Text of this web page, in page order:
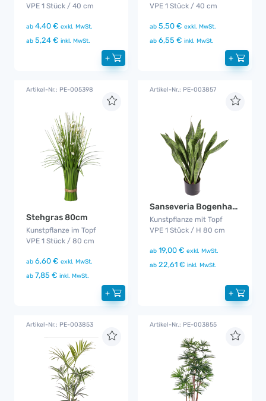
VPE 1 Stück / 40 cm
ab 4,40 € exkl. MwSt.
ab 5,24 € inkl. MwSt.
+
VPE 1 Stück / 40 cm
ab 5,50 € exkl. MwSt.
ab 6,55 € inkl. MwSt.
+
Artikel-Nr.: PE-005398
Stehgras 80cm
Kunstpflanze im Topf
VPE 1 Stück / 80 cm
ab 6,60 € exkl. MwSt.
ab 7,85 € inkl. MwSt.
+
Artikel-Nr.: PE-003857
Sanseveria Bogenhanf Pflanze
Kunstpflanze mit Topf
VPE 1 Stück / H 80 cm
ab 19,00 € exkl. MwSt.
ab 22,61 € inkl. MwSt.
+
Artikel-Nr.: PE-003853 Artikel-Nr.: PE-003855